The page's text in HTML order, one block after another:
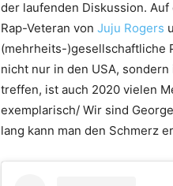
der laufenden Diskussion.
Rap-Veteran von Juju Rogers
(mehrheits-)gesellschaftliche
nicht nur in den USA,
treffen, ist auch 2020 vielen
exemplarisch/ Wir sind
lang kann man den Schmerz